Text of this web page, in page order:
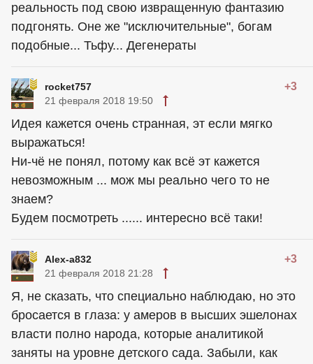
реальность под свою извращенную фантазию
подгонять. Оне же "исключительные", богам
подобные... Тьфу... Дегенераты
rocket757 +3
21 февраля 2018 19:50
Идея кажется очень странная, эт если мягко
выражаться!
Ни-чё не понял, потому как всё эт кажется
невозможным ... мож мы реально чего то не
знаем?
Будем посмотреть ...... интересно всё таки!
Alex-a832 +3
21 февраля 2018 21:28
Я, не сказать, что специально наблюдаю, но это
бросается в глаза: у амеров в высших эшелонах
власти полно народа, которые аналитикой
заняты на уровне детского сада. Забыли, как